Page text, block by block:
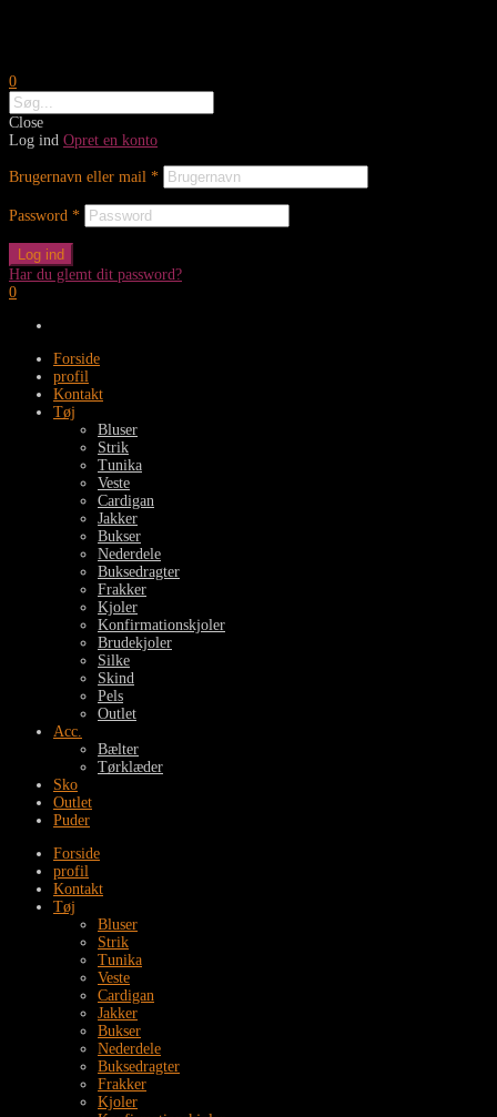
0
Close
Log ind Opret en konto
Brugernavn eller mail *
Password *
Log ind
Har du glemt dit password?
0
Forside
profil
Kontakt
Tøj
Bluser
Strik
Tunika
Veste
Cardigan
Jakker
Bukser
Nederdele
Buksedragter
Frakker
Kjoler
Konfirmationskjoler
Brudekjoler
Silke
Skind
Pels
Outlet
Acc.
Bælter
Tørklæder
Sko
Outlet
Puder
Forside
profil
Kontakt
Tøj
Bluser
Strik
Tunika
Veste
Cardigan
Jakker
Bukser
Nederdele
Buksedragter
Frakker
Kjoler